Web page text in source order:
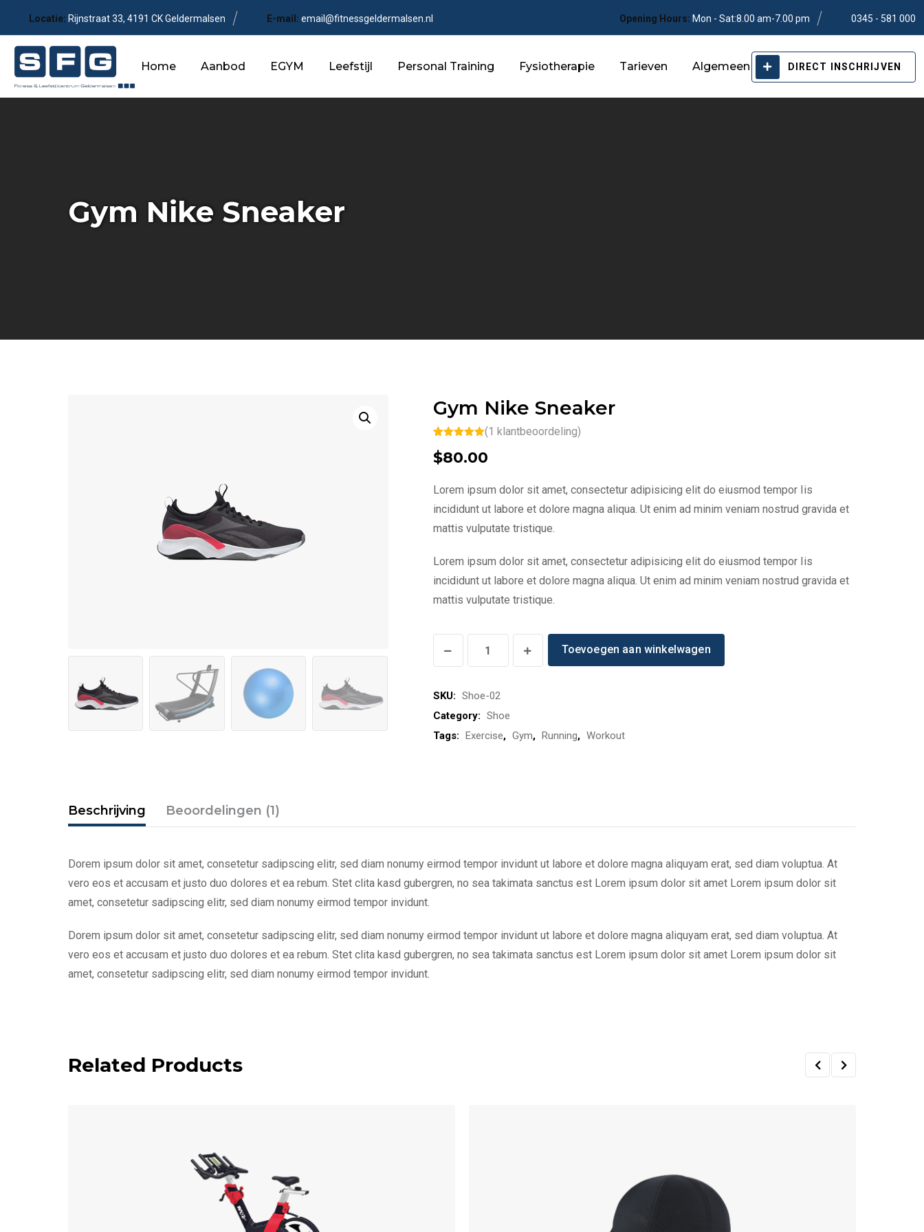
content
Locatie: Rijnstraat 33, 4191 CK Geldermalsen E-mail: email@fitnessgeldermalsen.nl Opening Hours: Mon - Sat:8.00 am-7.00 pm 0345 - 581 000
Home Aanbod EGYM Leefstijl Personal Training Fysiotherapie Tarieven Algemeen DIRECT INSCHRIJVEN
Gym Nike Sneaker
Gym Nike Sneaker
5.00op 5
gebaseerd
klantbeoorde
ling
(1 klantbeoordeling)
$80.00
Lorem ipsum dolor sit amet, consectetur adipisicing elit do eiusmod tempor Iis
incididunt ut labore et dolore magna aliqua. Ut enim ad minim veniam nostrud gravida et
mattis vulputate tristique.
Lorem ipsum dolor sit amet, consectetur adipisicing elit do eiusmod tempor Iis
incididunt ut labore et dolore magna aliqua. Ut enim ad minim veniam nostrud gravida et
mattis vulputate tristique.
quantity
Toevoegen aan winkelwagen
SKU: Shoe-02
Category: Shoe
Tags: Exercise, Gym, Running, Workout
Beschrijving Beoordelingen (1)
Dorem ipsum dolor sit amet, consetetur sadipscing elitr, sed diam nonumy eirmod tempor invidunt ut labore et dolore magna aliquyam erat, sed diam voluptua. At
vero eos et accusam et justo duo dolores et ea rebum. Stet clita kasd gubergren, no sea takimata sanctus est Lorem ipsum dolor sit amet Lorem ipsum dolor sit
amet, consetetur sadipscing elitr, sed diam nonumy eirmod tempor invidunt.
Dorem ipsum dolor sit amet, consetetur sadipscing elitr, sed diam nonumy eirmod tempor invidunt ut labore et dolore magna aliquyam erat, sed diam voluptua. At
vero eos et accusam et justo duo dolores et ea rebum. Stet clita kasd gubergren, no sea takimata sanctus est Lorem ipsum dolor sit amet Lorem ipsum dolor sit
amet, consetetur sadipscing elitr, sed diam nonumy eirmod tempor invidunt.
Related Products